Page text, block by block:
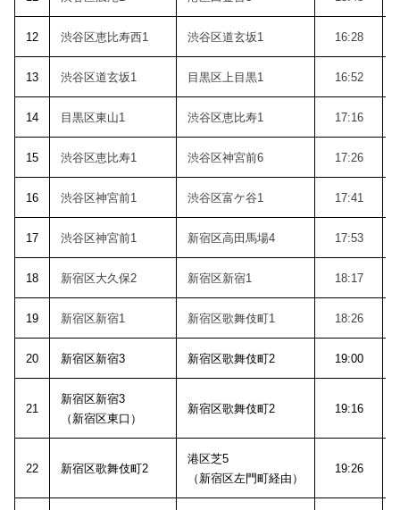
12 渋谷区恵比寿西1 渋谷区道玄坂1 16:28
13 渋谷区道玄坂1 目黒区上目黒1 16:52
14 目黒区東山1 渋谷区恵比寿1 17:16
15 渋谷区恵比寿1 渋谷区神宮前6 17:26
16 渋谷区神宮前1 渋谷区富ケ谷1 17:41
17 渋谷区神宮前1 新宿区高田馬場4 17:53
18 新宿区大久保2 新宿区新宿1 18:17
19 新宿区新宿1 新宿区歌舞伎町1 18:26
20 新宿区新宿3 新宿区歌舞伎町2 19:00
21
新宿区新宿3
（新宿区東口）
新宿区歌舞伎町2 19:16
22 新宿区歌舞伎町2
港区芝5
（新宿区左門町経由）
19:26